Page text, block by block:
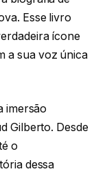
Esse livro
ícone
a sua voz única
imersão
Gilberto. Desde
o
dessa